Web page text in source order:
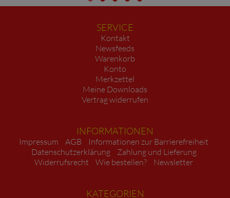
SERVICE
Kontakt
Newsfeeds
Warenkorb
Konto
Merkzettel
Meine Downloads
Vertrag widerrufen
INFORMATIONEN
Impressum AGB
Informationen zur Barrierefreiheit
Datenschutzerklärung
Zahlung und Lieferung
Widerrufsrecht
Wie bestellen? Newsletter
KATEGORIEN